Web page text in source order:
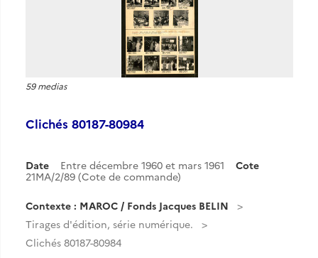
59 medias
Clichés 80187-80984
Date Entre décembre 1960 et mars 1961
Cote
21MA/2/89 (Cote de commande)
Contexte : MAROC / Fonds Jacques BELIN
Tirages d'édition, série numérique.
Clichés 80187-80984